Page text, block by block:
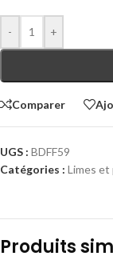
- +
Comparer
UGS : BDFF59
Catégories : Limes et
Produits